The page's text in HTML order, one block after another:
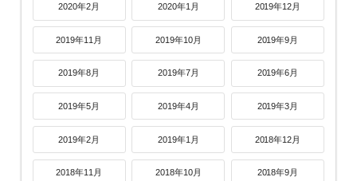
2020年2月 2020年1月 2019年12月
2019年11月 2019年10月 2019年9月
2019年8月 2019年7月 2019年6月
2019年5月 2019年4月 2019年3月
2019年2月 2019年1月 2018年12月
2018年11月 2018年10月 2018年9月